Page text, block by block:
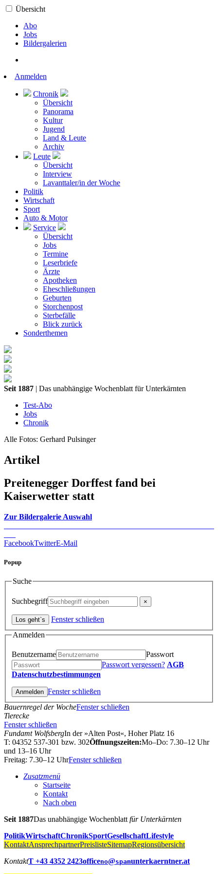
Übersicht
Abo
Jobs
Bildergalerien
Anmelden
Chronik
Übersicht
Panorama
Kultur
Jugend
Land & Leute
Archiv
Leute
Übersicht
Interview
Lavanttaler/in der Woche
Politik
Wirtschaft
Sport
Auto & Motor
Service
Übersicht
Jobs
Termine
Leserbriefe
Ärzte
Apotheken
Eheschließungen
Geburten
Storchenpost
Sterbefälle
Blick zurück
Sonderthemen
Seit 1887 | Das unabhängige Wochenblatt für Unterkärnten
Test-Abo
Jobs
Chronik
Alle Fotos: Gerhard Pulsinger
Artikel
Preitenegger Dorffest fand bei
Kaiserwetter statt
Zur Bildergalerie Auswahl
FacebookTwitterE-Mail
Popup
Suche
Suchbegriff
Fenster schließen
Anmelden
Benutzername
Passwort
Passwort vergessen? AGB
Datenschutzbestimmungen
Fenster schließen
Bauernregel der WocheFenster schließen
Tierecke
Fenster schließen
Fundamt WolfsbergIn der »Alten Post«, Hoher Platz 16
T: 04352 537-301 bzw. 302Öffnungszeiten:Mo–Do: 7.30–12 Uhr
und 13–16 Uhr
Freitag: 7.30–12 UhrFenster schließen
Zusatzmenü
Startseite
Kontakt
Nach oben
Seit 1887Das unabhängige Wochenblatt für Unterkärnten
PolitikWirtschaftChronikSportGesellschaftLifestyle
KontaktAnsprechpartnerPreislisteSitemapRegionsübersicht
KontaktT +43 4352 2423officeno@spamunterkaerntner.at